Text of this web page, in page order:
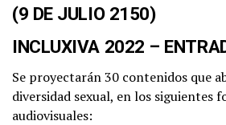
(9 DE JULIO 2150)
INCLUXIVA 2022 –
Se proyectarán 30 contenidos que
diversidad sexual, en los siguientes
audiovisuales: